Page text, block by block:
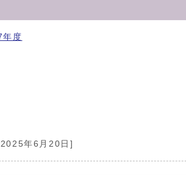
年度
年6月20日]